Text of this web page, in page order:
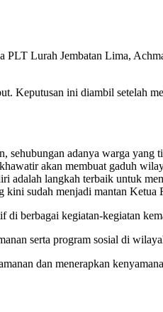
PLT Lurah Jembatan Lima,
Keputusan ini diambil setelah
adanya warga yang
akan membuat gaduh
adalah langkah terbaik untuk
kini sudah menjadi mantan Ketua
berbagai kegiatan-kegiatan
serta program sosial di
dan menerapkan